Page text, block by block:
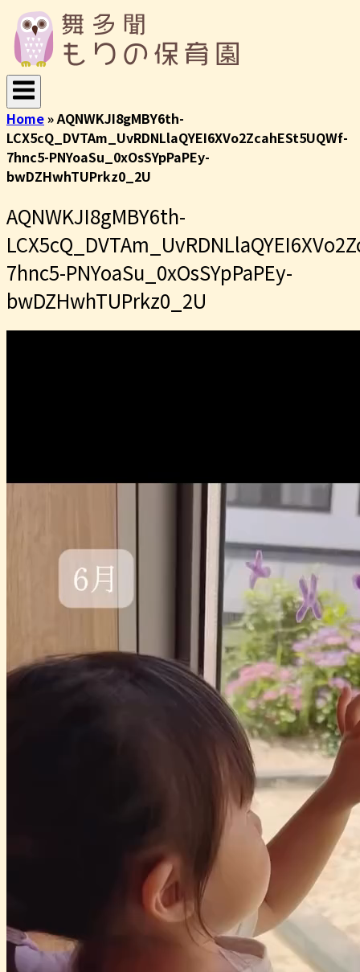
ン
テ
ン
ツ
へ
ス
キ
ッ
ー
ム
Home»AQNWKJI8gMBY6th-
LCX5cQ_DVTAm_UvRDNLlaQYEI6XVo2ZcahESt5UQWf-
7hnc5-PNYoaSu_0xOsSYpPaPEy-
bwDZHwhTUPrkz0_2U
AQNWKJI8gMBY6th-
7hnc5-PNYoaSu_0xOsSYpPaPEy-
bwDZHwhTUPrkz0_2U